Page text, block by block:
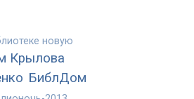
новую
Крылова
БиблДом